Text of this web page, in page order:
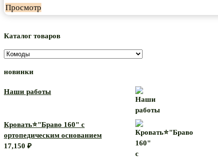
Просмотр
Каталог товаров
новинки
Наши работы
Кровать⭐"Браво 160" с
ортопедическим основанием
17,150 ₽